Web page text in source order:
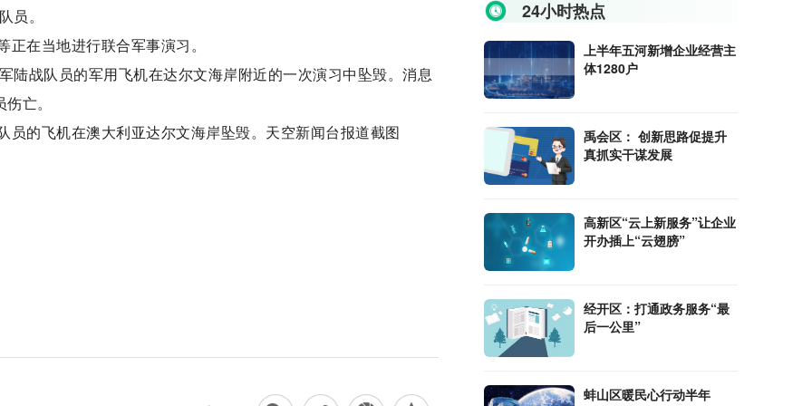
员。
在当地进行联合军事演习。
陆战队员的军用飞机在达尔文海岸附近的一次演习中坠毁。消息
亡。
的飞机在澳大利亚达尔文海岸坠毁。天空新闻台报道截图
24小时热点
上半年五河新增企业经营主
体1280户
禹会区： 创新思路促提升
真抓实干谋发展
高新区“云上新服务”让企业
开办插上“云翅膀”
经开区：打通政务服务“最
后一公里”
蚌山区暖民心行动半年